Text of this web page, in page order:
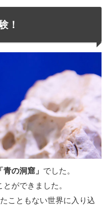
！
の洞窟」 でした。
ができました。
こともない世界に入り込